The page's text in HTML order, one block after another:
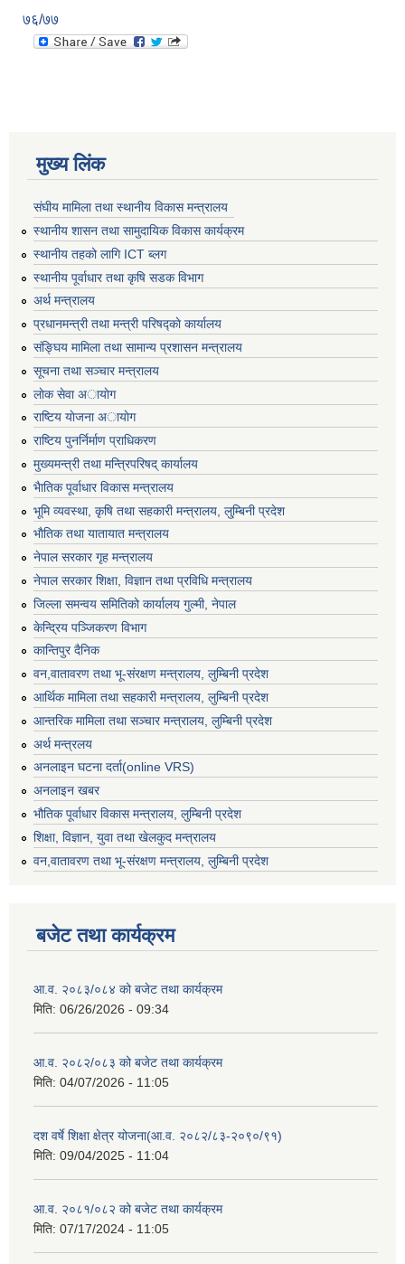
७६/७७
मुख्य लिंक
संघीय मामिला तथा स्थानीय विकास मन्त्रालय
स्थानीय शासन तथा सामुदायिक विकास कार्यक्रम
स्थानीय तहको लागि ICT ब्लग
स्थानीय पूर्वाधार तथा कृषि सडक विभाग
अर्थ मन्त्रालय
प्रधानमन्त्री तथा मन्त्री परिषद्काे कार्यालय
संङ्घिय मामिला तथा सामान्य प्रशासन मन्त्रालय
सूचना तथा सञ्चार मन्त्रालय
लाेक सेवा अायाेग
राष्टिय याेजना अायाेग
राष्टिय पुनर्निर्माण प्राधिकरण
मुख्यमन्त्री तथा मन्त्रिपरिषद् कार्यालय
भैातिक पूर्वाधार विकास मन्त्रालय
भूमि व्यवस्था, कृषि तथा सहकारी मन्त्रालय, लु्म्बिनी प्रदेश
भाैतिक तथा यातायात मन्त्रालय
नेपाल सरकार गृह मन्त्रालय
नेपाल सरकार शिक्षा, विज्ञान तथा प्रविधि मन्त्रालय
जिल्ला समन्वय समितिको कार्यालय गुल्मी, नेपाल
केन्द्रिय पञ्जिकरण विभाग
कान्तिपुर दैनिक
वन,वातावरण तथा भू-संरक्षण मन्त्रालय, लुम्बिनी प्रदेश
आर्थिक मामिला तथा सहकारी मन्त्रालय, लुम्बिनी प्रदेश
आन्तरिक मामिला तथा सञ्चार मन्त्रालय, लुम्बिनी प्रदेश
अर्थ मन्त्रलय
अनलाइन घटना दर्ता(online VRS)
अनलाइन खबर
भौतिक पूर्वाधार विकास मन्त्रालय, लुम्बिनी प्रदेश
शिक्षा, विज्ञान, युवा तथा खेलकुद मन्‍‍त्रालय
वन,वातावरण तथा भू-संरक्षण मन्त्रालय, लुम्बिनी प्रदेश
बजेट तथा कार्यक्रम
आ.व. २०८३/०८४ को बजेट तथा कार्यक्रम
मिति: 06/26/2026 - 09:34
आ.व. २०८२/०८३ को बजेट तथा कार्यक्रम
मिति: 04/07/2026 - 11:05
दश वर्षे शिक्षा क्षेत्र योजना(आ.व. २०८२/८३-२०९०/९१)
मिति: 09/04/2025 - 11:04
आ.व. २०८१/०८२ को बजेट तथा कार्यक्रम
मिति: 07/17/2024 - 11:05